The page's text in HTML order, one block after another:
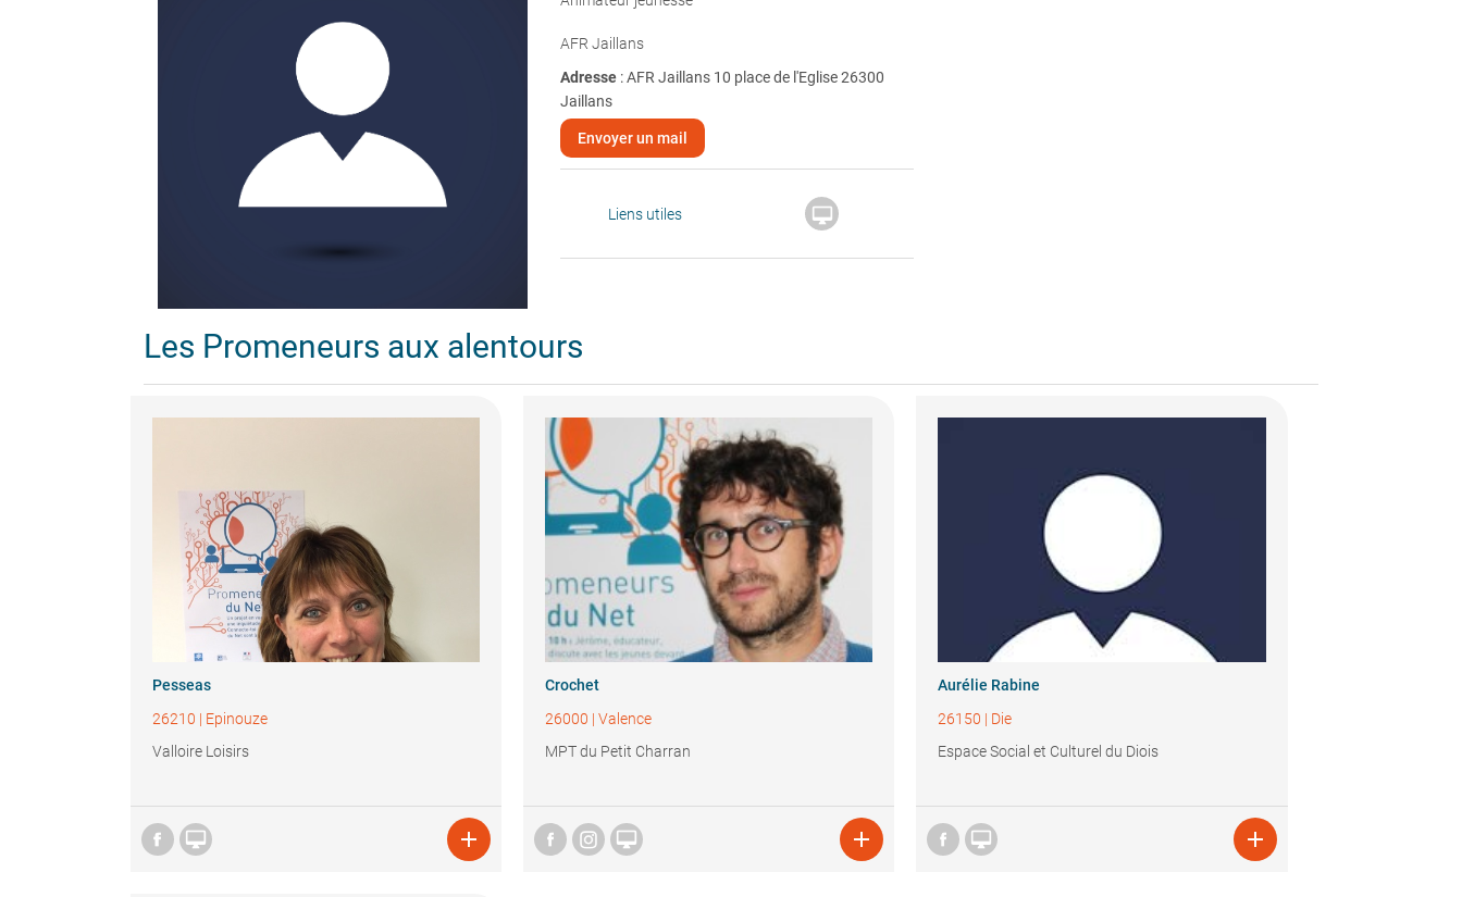
AFR Jaillans
Adresse : AFR Jaillans 10 place de l'Eglise 26300
Jaillans
Envoyer un mail
Liens utiles 
Les Promeneurs aux alentours
Pesseas
26210 | Epinouze
Valloire Loisirs
 
Crochet
26000 | Valence
MPT du Petit Charran
 
Aurélie Rabine
26150 | Die
Espace Social et Culturel du Diois
 